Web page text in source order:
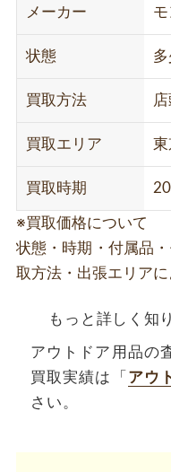
メーカー
状態
買取方法
買取エリア 東
買取時期
※買取価格について
状態・時期・付属品
取方法・出張エリアに
もっと詳しく知
アウトドア用品の
買取実績は「 アウ
さい。